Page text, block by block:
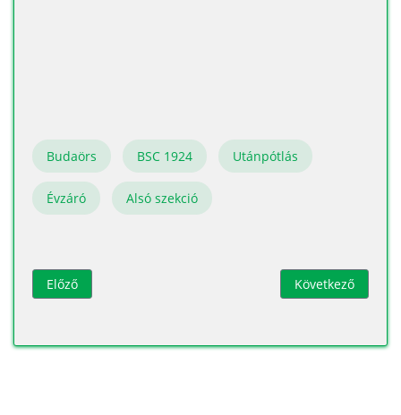
Hajrá Budaörs!
Budaörs BSC 1924 Utánpótlás
Évzáró Alsó szekció
Előző cikk: Továbbra is Tehetség Központ a Budaörsi SC!
Előző Következő cikk:
Következő